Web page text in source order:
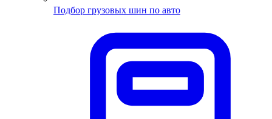
Подбор грузовых шин по авто